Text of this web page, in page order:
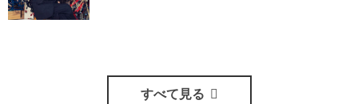
すべて見る